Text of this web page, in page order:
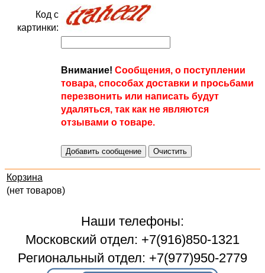
Код с
картинки:
Внимание! Сообщения, о поступлении
товара, способах доставки и просьбами
перезвонить или написать будут
удаляться, так как не являются
отзывами о товаре.
Корзина
(нет товаров)
Наши телефоны:
Московский отдел: +7(916)850-1321
Региональный отдел: +7(977)950-2779